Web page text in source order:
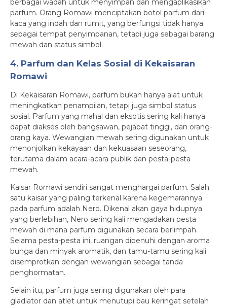
berbagai wadah untuk menyimpan dan mengaplikasikan
parfum. Orang Romawi menciptakan botol parfum dari
kaca yang indah dan rumit, yang berfungsi tidak hanya
sebagai tempat penyimpanan, tetapi juga sebagai barang
mewah dan status simbol.
4. Parfum dan Kelas Sosial di Kekaisaran
Romawi
Di Kekaisaran Romawi, parfum bukan hanya alat untuk
meningkatkan penampilan, tetapi juga simbol status
sosial. Parfum yang mahal dan eksotis sering kali hanya
dapat diakses oleh bangsawan, pejabat tinggi, dan orang-
orang kaya. Wewangian mewah sering digunakan untuk
menonjolkan kekayaan dan kekuasaan seseorang,
terutama dalam acara-acara publik dan pesta-pesta
mewah.
Kaisar Romawi sendiri sangat menghargai parfum. Salah
satu kaisar yang paling terkenal karena kegemarannya
pada parfum adalah Nero. Dikenal akan gaya hidupnya
yang berlebihan, Nero sering kali mengadakan pesta
mewah di mana parfum digunakan secara berlimpah.
Selama pesta-pesta ini, ruangan dipenuhi dengan aroma
bunga dan minyak aromatik, dan tamu-tamu sering kali
disemprotkan dengan wewangian sebagai tanda
penghormatan.
Selain itu, parfum juga sering digunakan oleh para
gladiator dan atlet untuk menutupi bau keringat setelah